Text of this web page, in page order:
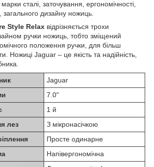
сталі, заточування, ергономічності,
загального дизайну ножиць.
Style Relax відрізняється трохи
ручки ножиць, тобто зміщений
положення ручки, для більш
Ножиці Jaguar – це якість та надійність,
Jaguar
7.0"
1 й
лез
З мікронасічкою
Просте одинарне
Напівергономічна